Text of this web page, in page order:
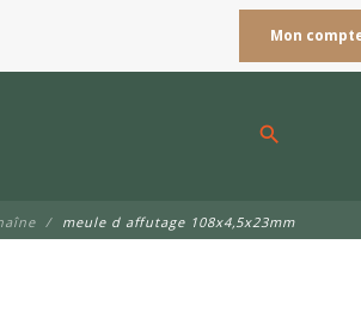
Mon
search
meule d affutage 108x4,5x23mm